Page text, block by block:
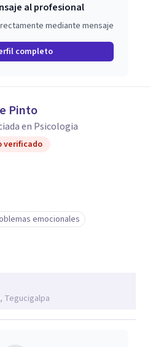
al profesional
mediante mensaje
completo
Pinto
en Psicologia
verificado
emocionales
Tegucigalpa